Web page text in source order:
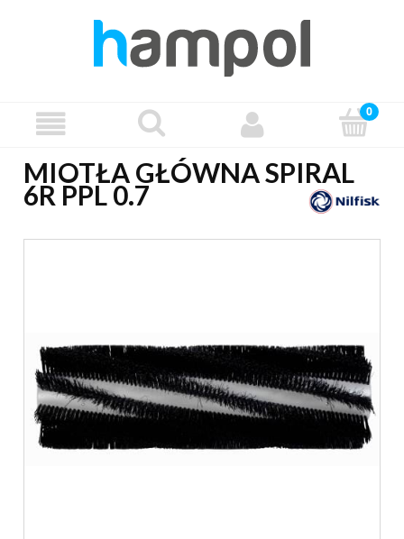
MIOTŁA GŁÓWNA SPIRAL
6R PPL 0.7